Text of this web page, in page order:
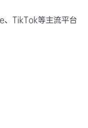
TikTok等主流平台